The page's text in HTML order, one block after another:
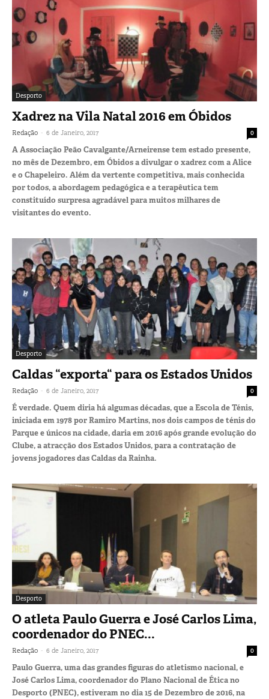
Desporto
Xadrez na Vila Natal 2016 em Óbidos
Redação - 6 de Janeiro, 2017 0
A Associação Peão Cavalgante/Arneirense tem estado presente,
no mês de Dezembro, em Óbidos a divulgar o xadrez com a Alice
e o Chapeleiro. Além da vertente competitiva, mais conhecida
por todos, a abordagem pedagógica e a terapêutica tem
constituído surpresa agradável para muitos milhares de
visitantes do evento.
Desporto
Caldas “exporta“ para os Estados Unidos
Redação - 6 de Janeiro, 2017 0
É verdade. Quem diria há algumas décadas, que a Escola de Ténis,
iniciada em 1978 por Ramiro Martins, nos dois campos de ténis do
Parque e únicos na cidade, daria em 2016 após grande evolução do
Clube, a atracção dos Estados Unidos, para a contratação de
jovens jogadores das Caldas da Rainha.
Desporto
O atleta Paulo Guerra e José Carlos Lima,
coordenador do PNEC...
Redação - 6 de Janeiro, 2017 0
Paulo Guerra, uma das grandes figuras do atletismo nacional, e
José Carlos Lima, coordenador do Plano Nacional de Ética no
Desporto (PNEC), estiveram no dia 15 de Dezembro de 2016, na